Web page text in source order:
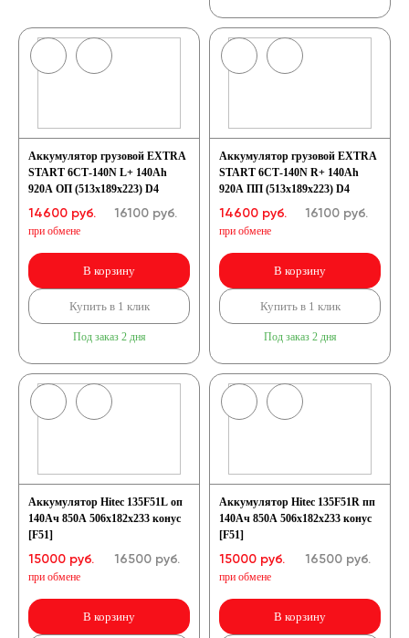
Аккумулятор грузовой EXTRA
START 6СТ-140N L+ 140Ah
920A ОП (513x189x223) D4
14600 руб.
при обмене
16100руб.
В корзину
Купить в 1 клик
Под заказ 2 дня
Аккумулятор грузовой EXTRA
START 6СТ-140N R+ 140Ah
920A ПП (513x189x223) D4
14600 руб.
при обмене
16100руб.
В корзину
Купить в 1 клик
Под заказ 2 дня
Аккумулятор Hitec 135F51L оп
140Ач 850А 506х182х233 конус
[F51]
15000 руб.
при обмене
16500руб.
В корзину
Аккумулятор Hitec 135F51R пп
140Ач 850А 506х182х233 конус
[F51]
15000 руб.
при обмене
16500руб.
В корзину